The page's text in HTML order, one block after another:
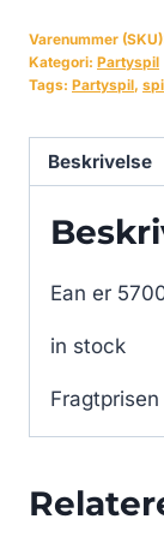
Varenummer
Kategori: Partyspil
Tags: Partyspil,
Beskrivelse
Ean er
in stock